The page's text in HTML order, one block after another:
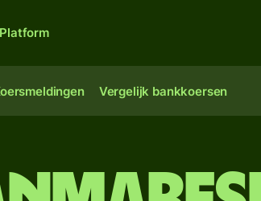
Platform
Vergelijk bankkoersen